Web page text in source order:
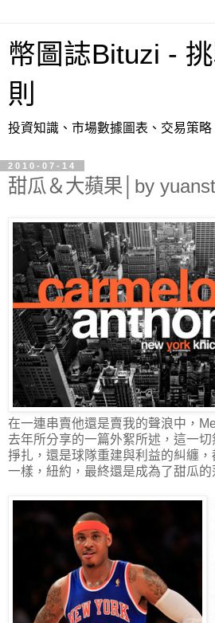
幣圖誌Bituzi -
則
投資知識、市場數據圖表、交易策略
2010-07-14
甜瓜＆大蘋果│by
在一連串賣他還是賣我的聲浪中，
去年所分享的一篇外絮所述，這一
掙扎，還是球隊重建與利益的糾纏
一樣，紐約，最終還是成為了甜瓜的